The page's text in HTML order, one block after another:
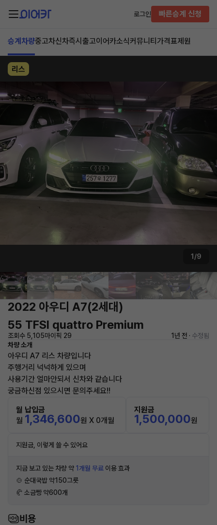
로그인 빠른승계 신청
승계차량중고차신차즉시출고이어카소식커뮤니티 가격표제원
리스
1/9
2022 아우디 A7(2세대)
55 TFSI quattro Premium
조회수 5,105마이픽 29 1년 전 · 수정됨
차량 소개
아우디 A7 리스 차량입니다
주행거리 넉넉하게 있으며
사용기간 얼마안되서 신차와 같습니다
궁금하신점 있으시면 문의주세요!!
월 납입금
월 1,346,600원 X 0개월
지원금
1,500,000원
지원금, 이렇게 쓸 수 있어요
지금 보고 있는 차량 약 1개월 무료 이용 효과
🍲 순대국밥 약150그릇
🥐 소금빵 약600개
비용